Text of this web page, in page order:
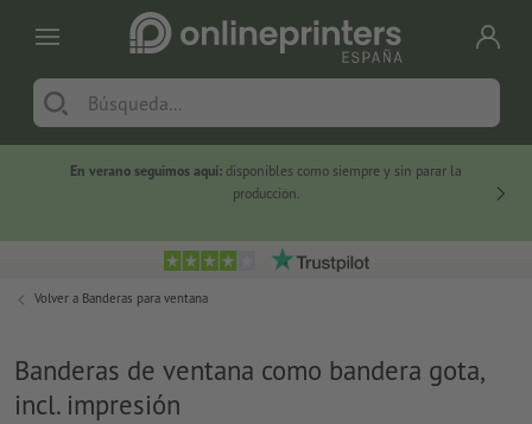
En verano seguimos aquí: disponibles como siempre y sin parar la
producción.
Volver a Banderas para ventana
Banderas de ventana como bandera gota,
incl. impresión